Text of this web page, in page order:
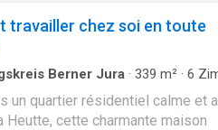
travailler chez soi en toute
Berner Jura · 339 m² · 6
un quartier résidentiel calme et
Heutte, cette charmante maison